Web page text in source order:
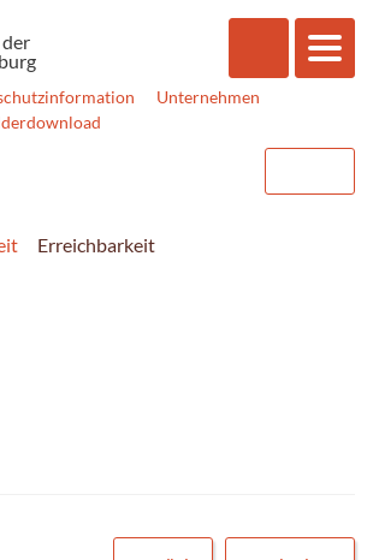
Unternehmen
Erreichbarkeit